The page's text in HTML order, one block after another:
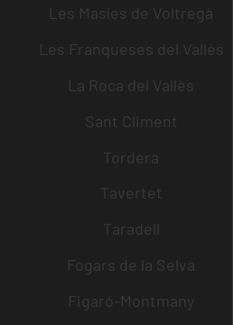
Les Masíes de Voltregà
Les Franqueses del Vallès
La Roca del Vallès
Sant Climent
Tordera
Tavertet
Taradell
Fogars de la Selva
Figaró-Montmany